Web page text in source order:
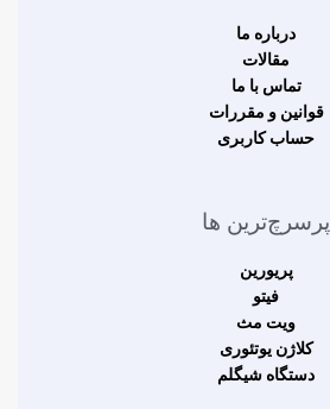
درباره ما
مقالات
تماس با ما
قوانین و مقررات
حساب کاربری
پرسرچ‌ترین ها
پریورین
فیتو
ویت مث
کلاژن یوتئوری
دستگاه شیگلم